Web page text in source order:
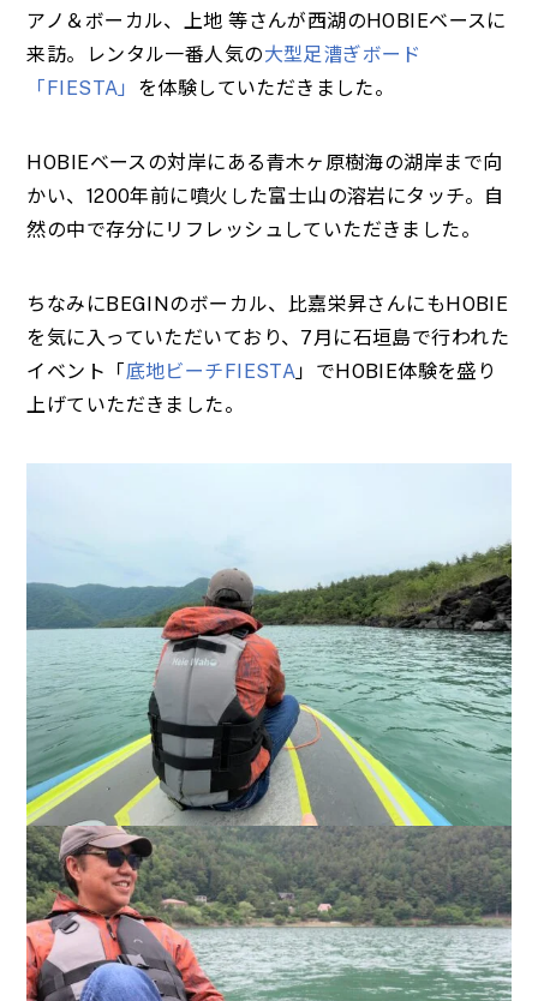
アノ＆ボーカル、上地 等さんが西湖のHOBIEベースに
来訪。レンタル一番人気の大型足漕ぎボード
「FIESTA」 を体験していただきました。
HOBIEベースの対岸にある青木ヶ原樹海の湖岸まで向
かい、1200年前に噴火した富士山の溶岩にタッチ。自
然の中で存分にリフレッシュしていただきました。
ちなみにBEGINのボーカル、比嘉栄昇さんにもHOBIE
を気に入っていただいており、7月に石垣島で行われた
イベント「底地ビーチFIESTA」でHOBIE体験を盛り
上げていただきました。